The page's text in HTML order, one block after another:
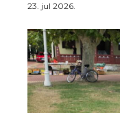
23. jul 2026.